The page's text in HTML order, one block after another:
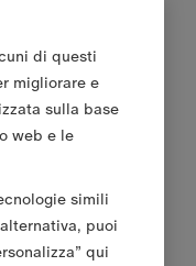
di questi
migliorare e
sulla base
web e le
simili
puoi
qui